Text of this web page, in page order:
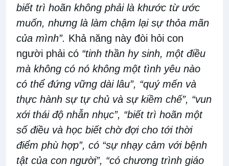
biết trì hoãn không phải là khước từ ước
muốn, nhưng là làm chậm lại sự thỏa mãn
của mình”. Khả năng này đòi hỏi con
người phải có “tinh thần hy sinh, một điều
mà không có nó không một tình yêu nào
có thể đứng vững dài lâu”, “quý mến và
thực hành sự tự chủ và sự kiềm chế”, “vun
xới thái độ nhẫn nhục”, “biết trì hoãn một
số điều và học biết chờ đợi cho tới thời
điểm phù hợp”, có “sự nhạy cảm với bệnh
tật của con người”, “có chương trình giáo